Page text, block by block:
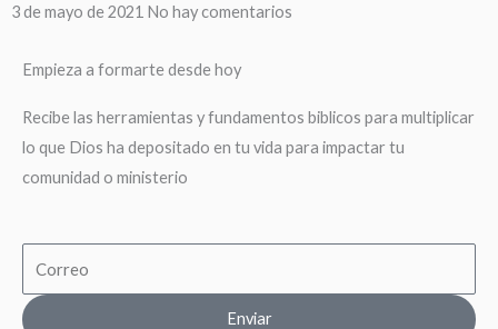
3 de mayo de 2021 No hay comentarios
Empieza a formarte desde hoy
Recibe las herramientas y fundamentos biblicos para multiplicar
lo que Dios ha depositado en tu vida para impactar tu
comunidad o ministerio
Enviar